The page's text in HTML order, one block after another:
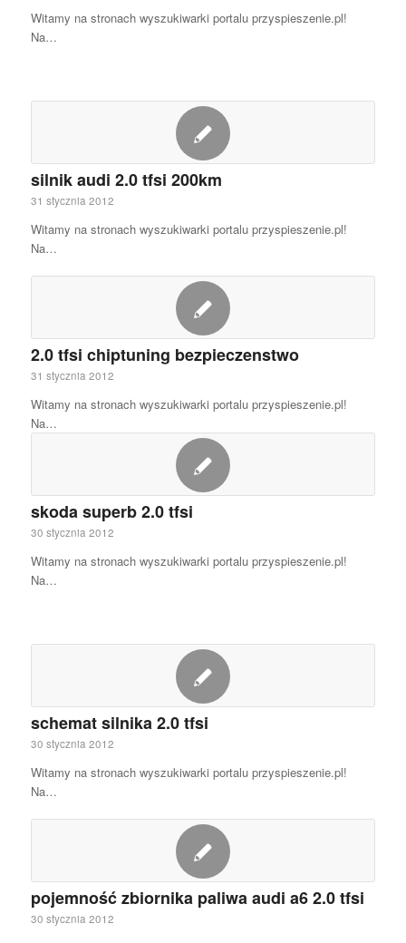
Witamy na stronach wyszukiwarki portalu przyspieszenie.pl!
Na…
silnik audi 2.0 tfsi 200km
31 stycznia 2012
Witamy na stronach wyszukiwarki portalu przyspieszenie.pl!
Na…
2.0 tfsi chiptuning bezpieczenstwo
31 stycznia 2012
Witamy na stronach wyszukiwarki portalu przyspieszenie.pl!
Na…
skoda superb 2.0 tfsi
30 stycznia 2012
Witamy na stronach wyszukiwarki portalu przyspieszenie.pl!
Na…
schemat silnika 2.0 tfsi
30 stycznia 2012
Witamy na stronach wyszukiwarki portalu przyspieszenie.pl!
Na…
pojemność zbiornika paliwa audi a6 2.0 tfsi
30 stycznia 2012